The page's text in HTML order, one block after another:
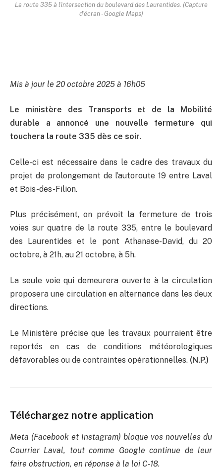
La route 335 à l'intersection du boulevard des Laurentides. (Capture
d'écran - Google Maps)
Mis à jour le 20 octobre 2025 à 16h05
Le ministère des Transports et de la Mobilité
durable a annoncé une nouvelle fermeture qui
touchera la route 335 dès ce soir.
Celle-ci est nécessaire dans le cadre des travaux du
projet de prolongement de l’autoroute 19 entre Laval
et Bois-des-Filion.
Plus précisément, on prévoit la fermeture de trois
voies sur quatre de la route 335, entre le boulevard
des Laurentides et le pont Athanase-David, du 20
octobre, à 21h, au 21 octobre, à 5h.
La seule voie qui demeurera ouverte à la circulation
proposera une circulation en alternance dans les deux
directions.
Le Ministère précise que les travaux pourraient être
reportés en cas de conditions météorologiques
défavorables ou de contraintes opérationnelles. (N.P.)
Téléchargez notre application
Meta (Facebook et Instagram) bloque vos nouvelles du
Courrier Laval, tout comme Google continue de leur
faire obstruction, en réponse à la loi C-18.